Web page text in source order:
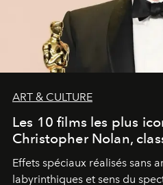
ART & CULTURE
Les 10 films les plus
Christopher Nolan,
Effets spéciaux réalisés sans
labyrinthiques et sens du